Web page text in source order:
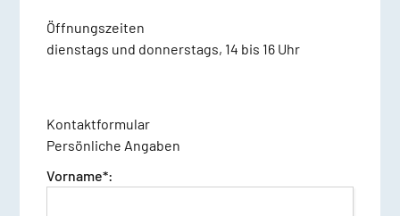
Öffnungszeiten
dienstags und donnerstags, 14 bis 16 Uhr
Kontaktformular
Persönliche Angaben
Vorname*: